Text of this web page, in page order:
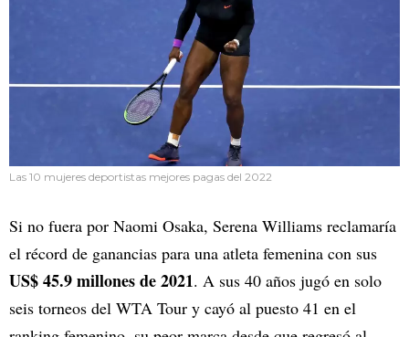
Las 10 mujeres deportistas mejores pagas del 2022
Si no fuera por Naomi Osaka, Serena Williams reclamaría
el récord de ganancias para una atleta femenina con sus
US$ 45.9 millones de 2021. A sus 40 años jugó en solo
seis torneos del WTA Tour y cayó al puesto 41 en el